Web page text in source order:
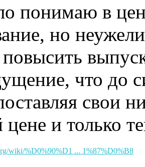
понимаю в
но
повысить
что до
свои
цене и только
wiki/%D0%90%D1 ... 1%87%D0%B8